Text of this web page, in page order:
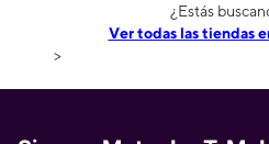
¿Estás
Ver todas las tiendas
>